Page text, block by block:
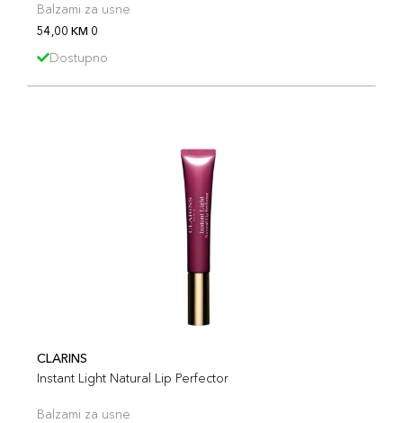
Balzami za usne
54,00 KM 0
Dostupno
CLARINS
Instant Light Natural Lip Perfector
Balzami za usne